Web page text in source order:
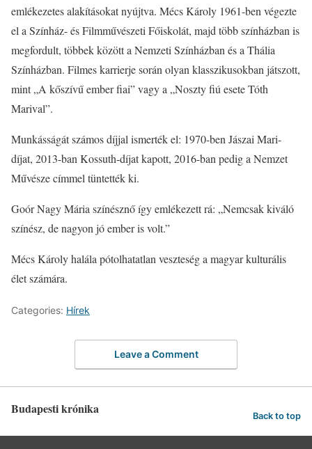
emlékezetes alakításokat nyújtva. Mécs Károly 1961-ben végezte
el a Színház- és Filmművészeti Főiskolát, majd több színházban is
megfordult, többek között a Nemzeti Színházban és a Thália
Színházban. Filmes karrierje során olyan klasszikusokban játszott,
mint „A kőszívű ember fiai” vagy a „Noszty fiú esete Tóth
Marival”.
Munkásságát számos díjjal ismerték el: 1970-ben Jászai Mari-
díjat, 2013-ban Kossuth-díjat kapott, 2016-ban pedig a Nemzet
Művésze címmel tüntették ki.
Goór Nagy Mária színésznő így emlékezett rá: „Nemcsak kiváló
színész, de nagyon jó ember is volt.”
Mécs Károly halála pótolhatatlan veszteség a magyar kulturális
élet számára.
Categories: Hírek
Leave a Comment
Budapesti krónika Back to top